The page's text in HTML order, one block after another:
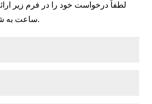
ساعت به شما پاسخ خواهیم داد.